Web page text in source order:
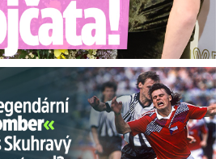
Prasklo, kde dluží miliony!